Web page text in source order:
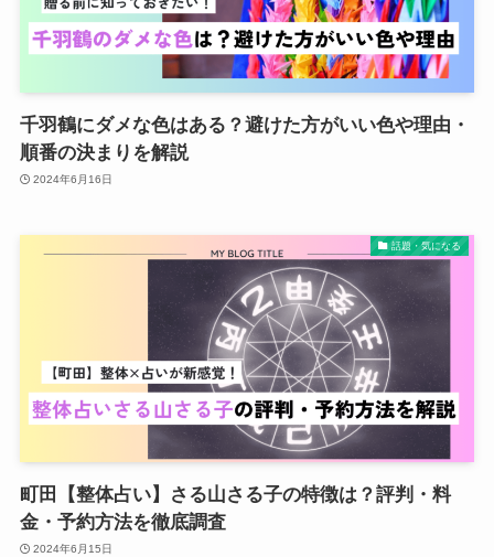
千羽鶴にダメな色はある？避けた方がいい色や理由・
順番の決まりを解説
2024年6月16日
話題・気になる
町田【整体占い】さる山さる子の特徴は？評判・料
金・予約方法を徹底調査
2024年6月15日